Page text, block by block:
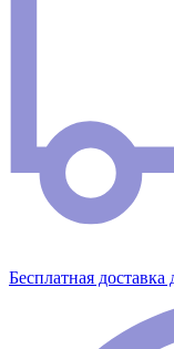
Бесплатная